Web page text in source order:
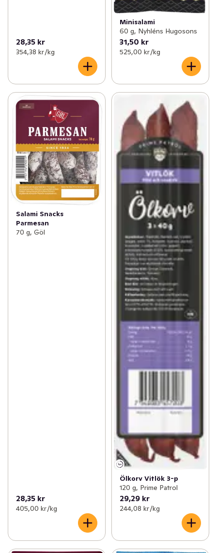
28,35 kr
354,38 kr /kg
Minisalami
60 g, Nyhléns Hugosons
31,50 kr
525,00 kr /kg
Salami Snacks
Parmesan
70 g, Göl
28,35 kr
405,00 kr /kg
Ölkorv Vitlök 3-p
120 g, Prime Patrol
29,29 kr
244,08 kr /kg